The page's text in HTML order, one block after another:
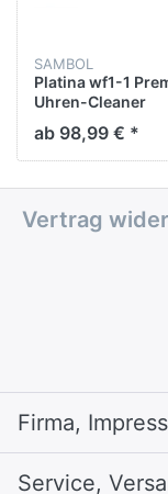
SAMBOL
Platina wf1-1
Uhren-Cleaner
ab 98,99 € *
Vertrag
Firma,
Service,